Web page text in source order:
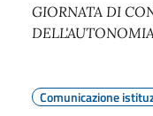
GIORNATA DI
Comunicazione